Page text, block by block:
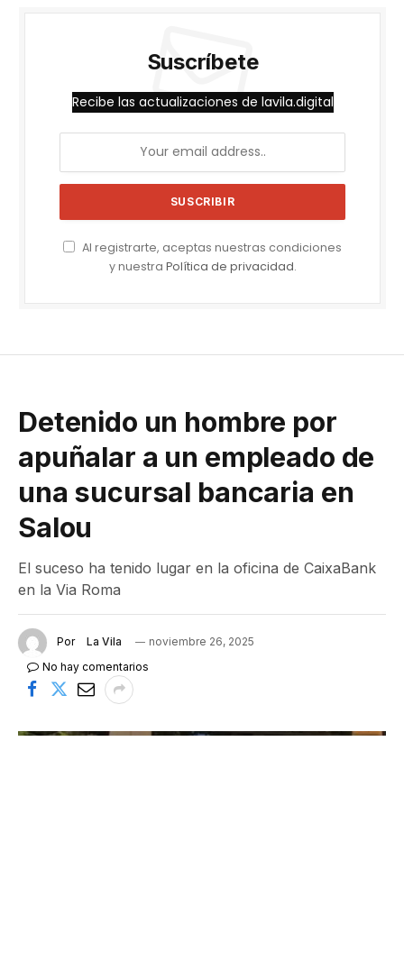
Suscríbete
Recibe las actualizaciones de lavila.digital
Al registrarte, aceptas nuestras condiciones
y nuestra Política de privacidad.
Detenido un hombre por
apuñalar a un empleado de
una sucursal bancaria en
Salou
El suceso ha tenido lugar en la oficina de CaixaBank
en la Via Roma
Por La Vila
noviembre 26, 2025
No hay comentarios